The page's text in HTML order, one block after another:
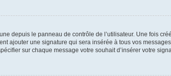
depuis le panneau de contrôle de l’utilisateur. Une fois
ajouter une signature qui sera insérée à tous vos
sur chaque message votre souhait d’insérer votre